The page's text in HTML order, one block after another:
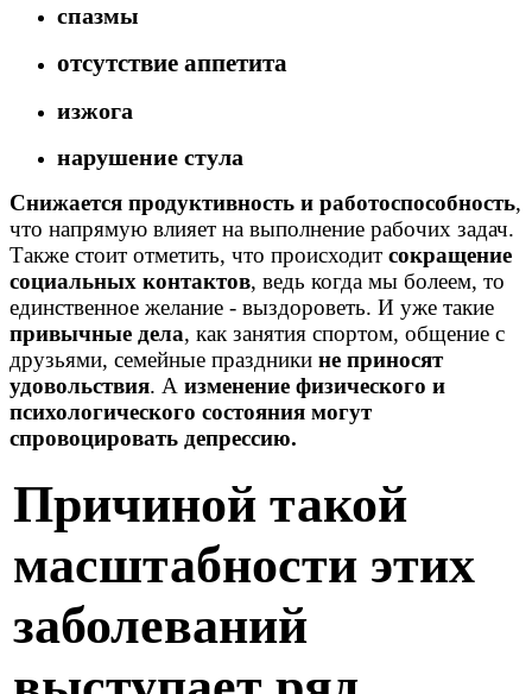
спазмы
отсутствие аппетита
изжога
нарушение стула
Снижается продуктивность и работоспособность,
что напрямую влияет на выполнение рабочих задач.
Также стоит отметить, что происходит сокращение
социальных контактов, ведь когда мы болеем, то
единственное желание - выздороветь. И уже такие
привычные дела, как занятия спортом, общение с
друзьями, семейные праздники не приносят
удовольствия. А изменение физического и
психологического состояния могут
спровоцировать депрессию.
Причиной такой
масштабности этих
заболеваний